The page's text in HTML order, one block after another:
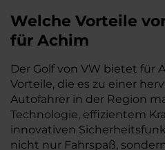
Welche Vorteile
für Achim
Der Golf von VW bietet für
Vorteile, die es zu einer
Autofahrer in der Region
Technologie, effizientem
innovativen
nicht nur Fahrspaß,